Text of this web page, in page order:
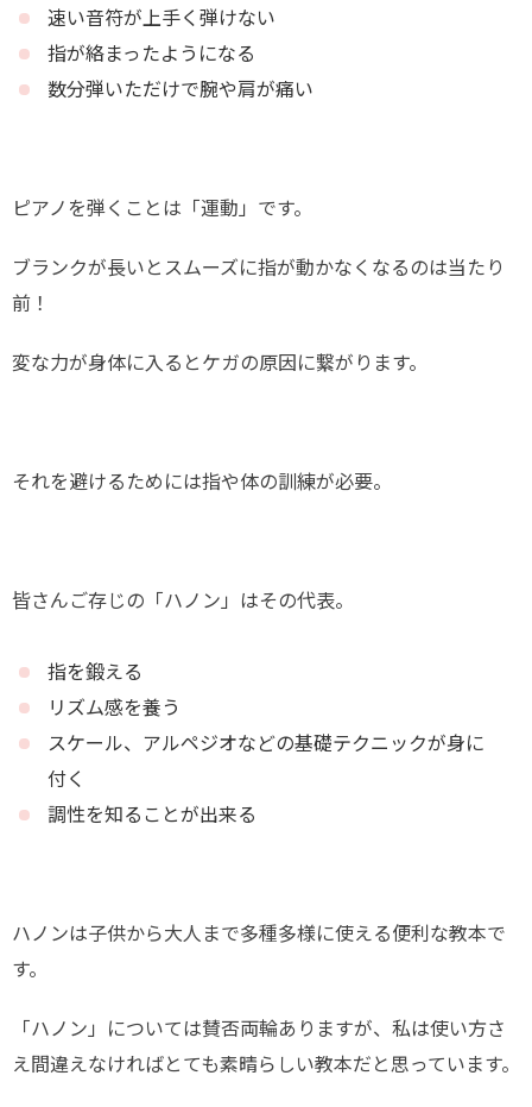
速い音符が上手く弾けない
指が絡まったようになる
数分弾いただけで腕や肩が痛い
ピアノを弾くことは「運動」です。
ブランクが長いとスムーズに指が動かなくなるのは当たり
前！
変な力が身体に入るとケガの原因に繋がります。
それを避けるためには指や体の訓練が必要。
皆さんご存じの「ハノン」はその代表。
指を鍛える
リズム感を養う
スケール、アルペジオなどの基礎テクニックが身に
付く
調性を知ることが出来る
ハノンは子供から大人まで多種多様に使える便利な教本で
す。
「ハノン」については賛否両輪ありますが、私は使い方さ
え間違えなければとても素晴らしい教本だと思っています。